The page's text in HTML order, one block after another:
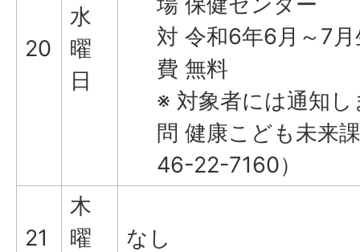
20
水
曜
日
対 令和6年6月～7
費 無料
※ 対象者には通知し
問 健康こども未来
46-22-7160）
21
木
曜
なし